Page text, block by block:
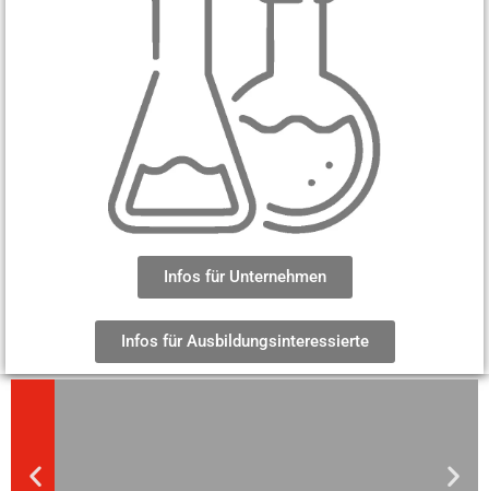
Infos für Unternehmen
Infos für Ausbildungsinteressierte